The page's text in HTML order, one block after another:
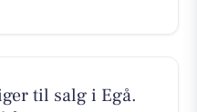
til salg i Egå.